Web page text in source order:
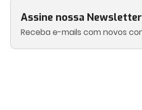
Assine nossa Newsletter
Receba e-mails com novos